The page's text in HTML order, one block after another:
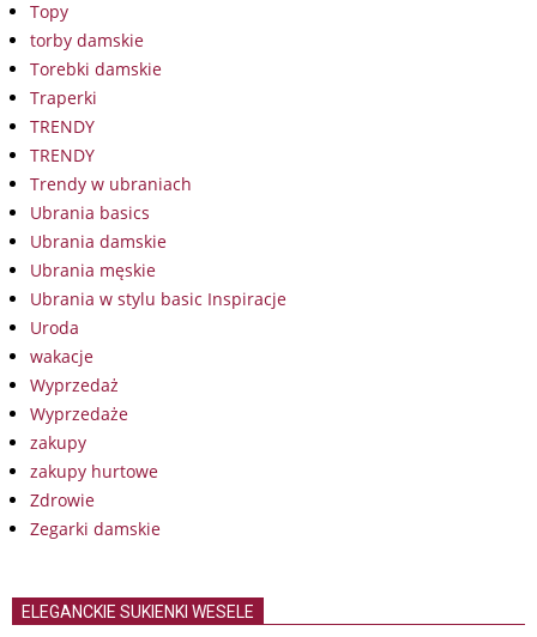
Topy
torby damskie
Torebki damskie
Traperki
TRENDY
TRENDY
Trendy w ubraniach
Ubrania basics
Ubrania damskie
Ubrania męskie
Ubrania w stylu basic Inspiracje
Uroda
wakacje
Wyprzedaż
Wyprzedaże
zakupy
zakupy hurtowe
Zdrowie
Zegarki damskie
ELEGANCKIE SUKIENKI WESELE